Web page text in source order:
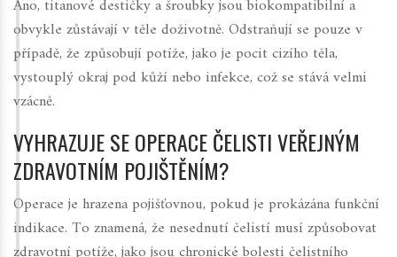
Ano, titanové destičky a šroubky jsou biokompatibilní a
obvykle zůstávají v těle doživotně. Odstraňují se pouze v
případě, že způsobují potíže, jako je pocit cizího těla,
vystouplý okraj pod kůží nebo infekce, což se stává velmi
vzácně.
VYHRAZUJE SE OPERACE ČELISTI VEŘEJNÝM
ZDRAVOTNÍM POJIŠTĚNÍM?
Operace je hrazena pojišťovnou, pokud je prokázána funkční
indikace. To znamená, že nesednutí čelistí musí způsobovat